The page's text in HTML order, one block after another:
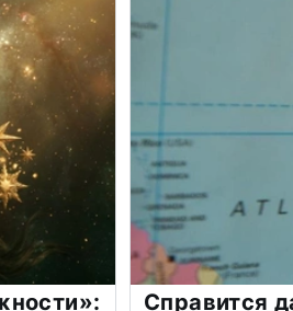
Справится